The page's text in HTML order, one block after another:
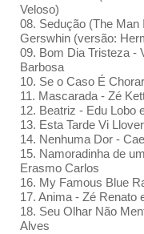
Veloso)
08. Sedução (The
Gerswhin (versão:
09. Bom Dia Tristeza -
Barbosa
10. Se o Caso É
11. Mascarada - Zé
12. Beatriz - Edu Lobo
13. Esta Tarde Vi
14. Nenhuma Dor -
15. Namoradinha de
Erasmo Carlos
16. My Famous Blue
17. Anima - Zé Renato
18. Seu Olhar Não
Alves